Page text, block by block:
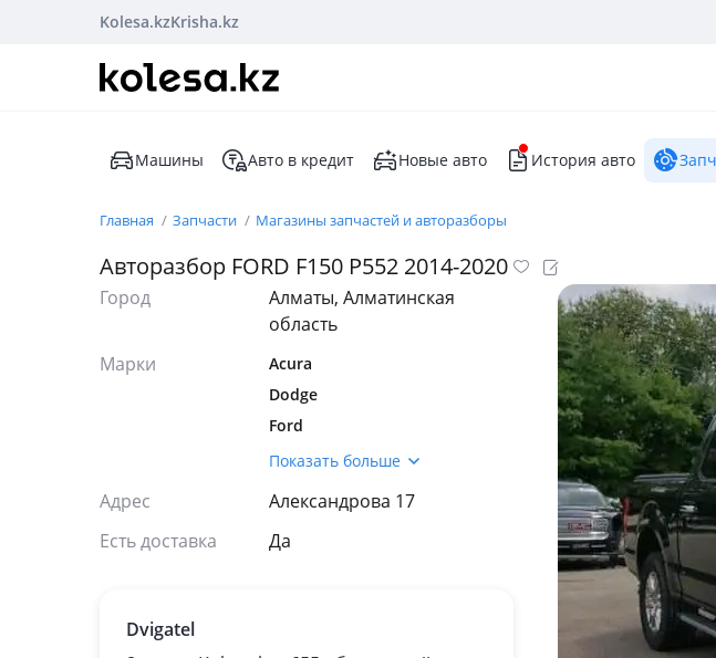
Kolesa.kzKrisha.kz
Машины Авто в кредит Новые авто История авто
Главная Запчасти Магазины запчастей и авторазборы
Авторазбор FORD F150 P552 2014-2020
Город
Алматы, Алматинская
область
Марки
Acura
Dodge
Ford
Honda
Kia
Показать больше
Адрес
Александрова 17
Есть доставка
Да
Dvigatel